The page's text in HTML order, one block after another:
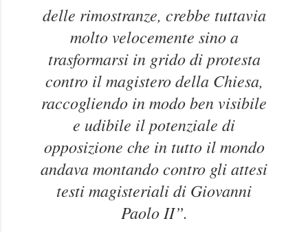
delle rimostranze, crebbe tuttavia
molto velocemente sino a
trasformarsi in grido di protesta
contro il magistero della Chiesa,
raccogliendo in modo ben visibile
e udibile il potenziale di
opposizione che in tutto il mondo
andava montando contro gli attesi
testi magisteriali di Giovanni
Paolo II”.